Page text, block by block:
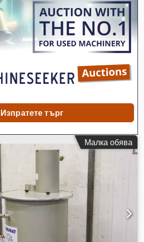
въздух BEKO Drypoint RA300,
Производител: BEKO DRYPOINT
на производство: 2005 Връзка: DN80
Aprsha Въздушен дебит: 1800 m³/ч,
на кондензат, управлявана с
на корпуса: 800x1000x1410 мм
Изпратете търг
Малка обява